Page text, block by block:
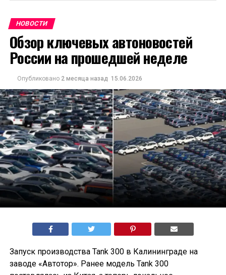
НОВОСТИ
Обзор ключевых автоновостей
России на прошедшей неделе
Опубликовано 2 месяца назад 15.06.2026
Запуск производства Tank 300 в Калининграде на
заводе «Автотор». Ранее модель Tank 300